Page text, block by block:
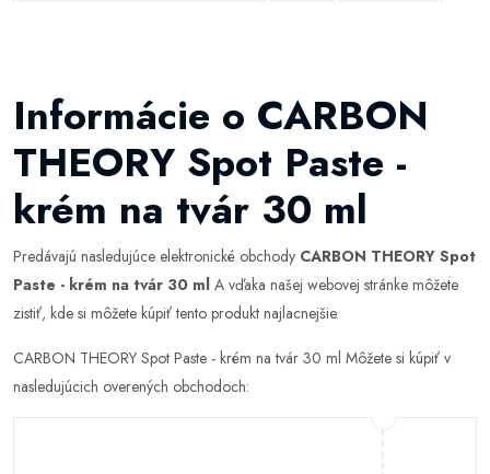
Informácie o CARBON
THEORY Spot Paste -
krém na tvár 30 ml
Predávajú nasledujúce elektronické obchody CARBON THEORY Spot
Paste - krém na tvár 30 ml A vďaka našej webovej stránke môžete
zistiť, kde si môžete kúpiť tento produkt najlacnejšie.
CARBON THEORY Spot Paste - krém na tvár 30 ml Môžete si kúpiť v
nasledujúcich overených obchodoch: